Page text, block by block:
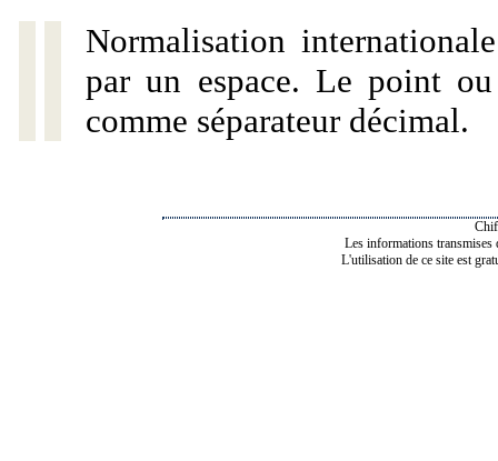
Normalisation
par un espace. Le point
comme séparateur décimal.
Les informations transmises
L'utilisation de ce site est